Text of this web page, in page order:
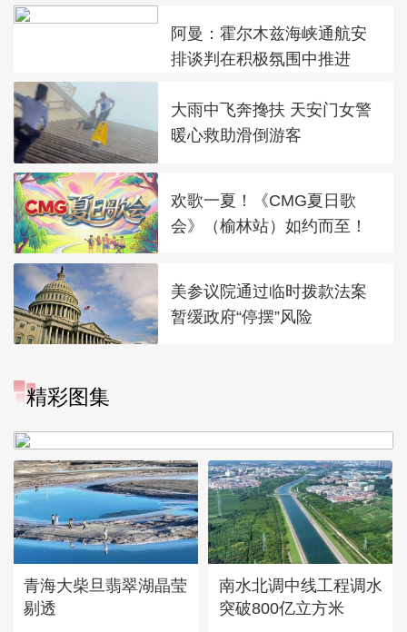
阿曼：霍尔木兹海峡通航安
排谈判在积极氛围中推进
大雨中飞奔搀扶 天安门女警
暖心救助滑倒游客
欢歌一夏！《CMG夏日歌
会》（榆林站）如约而至！
美参议院通过临时拨款法案
暂缓政府“停摆”风险
精彩图集
“大地指纹”奏响夏夜文旅乐
青海大柴旦翡翠湖晶莹
剔透
南水北调中线工程调水
突破800亿立方米